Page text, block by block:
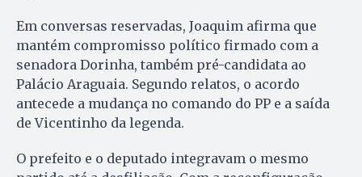
Em conversas reservadas, Joaquim afirma que
mantém compromisso político firmado com a
senadora Dorinha, também pré-candidata ao
Palácio Araguaia. Segundo relatos, o acordo
antecede a mudança no comando do PP e a saída
de Vicentinho da legenda.
O prefeito e o deputado integravam o mesmo